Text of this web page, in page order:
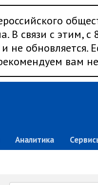
В связи с этим,
не обновляется.
вам
Аналитика